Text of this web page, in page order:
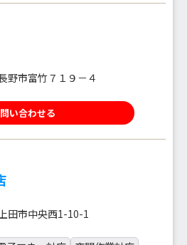
市富竹７１９－４
問い合わせる
田市中央西1-10-1